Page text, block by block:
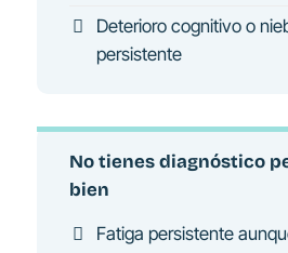
Deterioro cognitivo o
persistente
No tienes diagnóstico
bien
Fatiga persistente